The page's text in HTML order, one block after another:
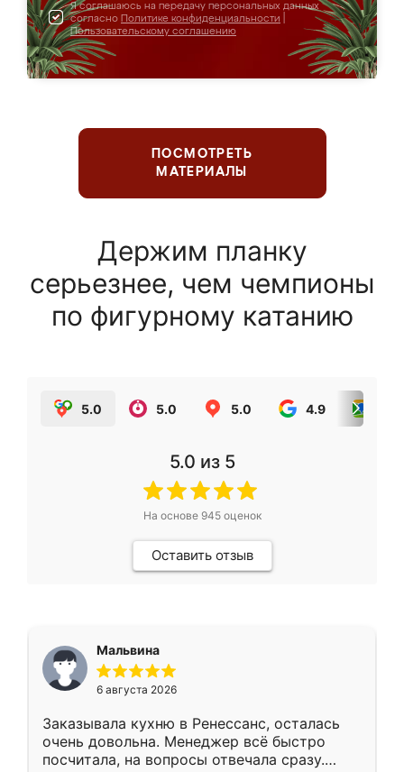
Я соглашаюсь на передачу персональных данных
согласно Политике конфиденциальности
Пользовательскому соглашению
ПОСМОТРЕТЬ
МАТЕРИАЛЫ
Держим планку
серьезнее, чем чемпионы
по фигурному катанию
5.0 5.0 5.0 4.9
5.0 из 5
На основе 945оценок
Оставить отзыв
Мальвина
6 августа 2026
Заказывала кухню в Ренессанс, осталась
очень довольна. Менеджер всё быстро
посчитала, на вопросы отвечала сразу.